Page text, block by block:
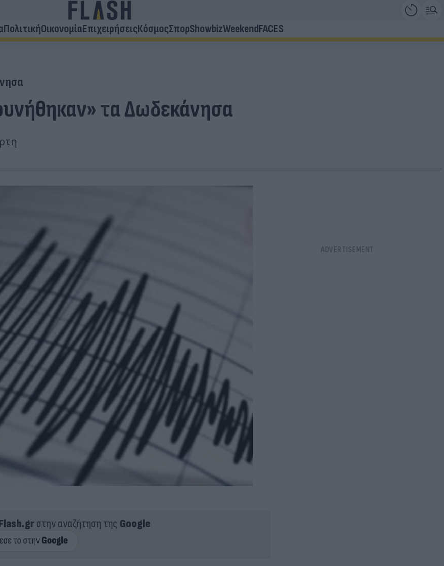
ΠολιτικήΟικονομίαΕπιχειρήσειςΚόσμοςΣπορShowbizWeekendFACES
τα Δωδεκάνησα
στην αναζήτηση της Google